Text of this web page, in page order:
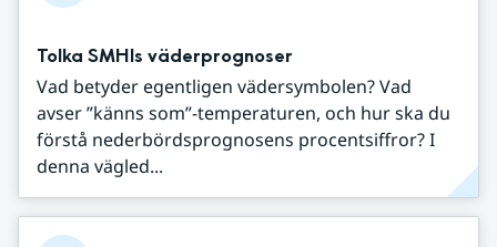
Tolka SMHIs väderprognoser
Vad betyder egentligen vädersymbolen? Vad
avser ”känns som”-temperaturen, och hur ska du
förstå nederbördsprognosens procentsiffror? I
denna vägled...